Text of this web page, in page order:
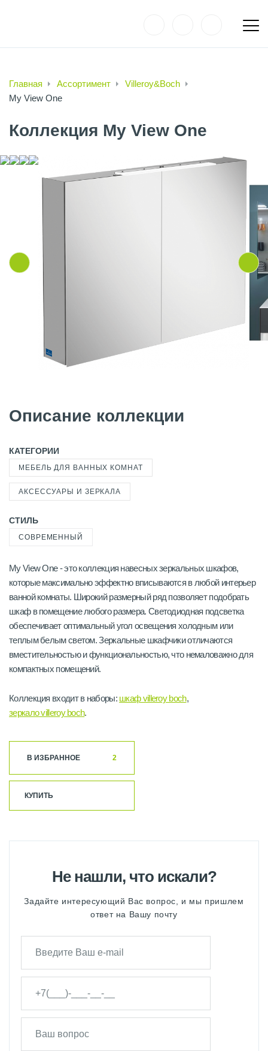
Главная Ассортимент
Villeroy&Boch
My View One
Коллекция My View One
Описание коллекции
КАТЕГОРИИ
МЕБЕЛЬ ДЛЯ ВАННЫХ КОМНАТ
АКСЕССУАРЫ И ЗЕРКАЛА
СТИЛЬ
СОВРЕМЕННЫЙ
My View One - это коллекция навесных зеркальных шкафов,
которые максимально эффектно вписываются в любой интерьер
ванной комнаты. Широкий размерный ряд позволяет подобрать
шкаф в помещение любого размера. Светодиодная подсветка
обеспечивает оптимальный угол освещения холодным или
теплым белым светом. Зеркальные шкафчики отличаются
вместительностью и функциональностью, что немаловажно для
компактных помещений.
Коллекция входит в наборы: шкаф villeroy boch,
зеркало villeroy boch.
В ИЗБРАННОЕ 2
КУПИТЬ
Не нашли, что искали?
Задайте интересующий Вас вопрос, и мы пришлем
ответ на Вашу почту